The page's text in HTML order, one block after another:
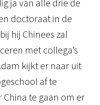
ja van alle drie de
doctoraat in de
hij Chinees zal
met collega’s
kijkt er naar uit
af te
te gaan om er